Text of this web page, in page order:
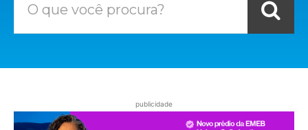
O que você procura?
publicidade